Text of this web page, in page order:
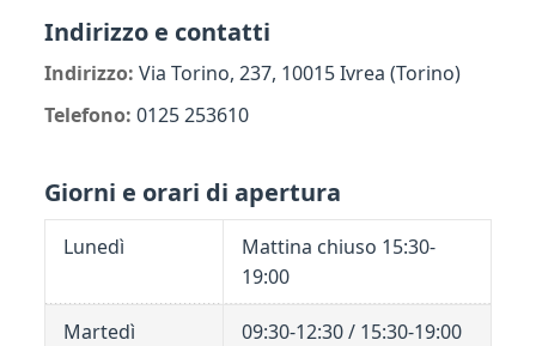
Indirizzo e contatti
Indirizzo: Via Torino, 237, 10015 Ivrea (Torino)
Telefono: 0125 253610
Giorni e orari di apertura
Lunedì
Mattina chiuso 15:30-
19:00
Martedì 09:30-12:30 / 15:30-19:00